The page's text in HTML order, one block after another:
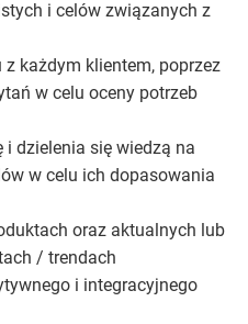
i celów związanych z
każdym klientem, poprzez
w celu oceny potrzeb
i dzielenia się wiedzą na
w celu ich dopasowania
oraz aktualnych lub
/ trendach
i integracyjnego